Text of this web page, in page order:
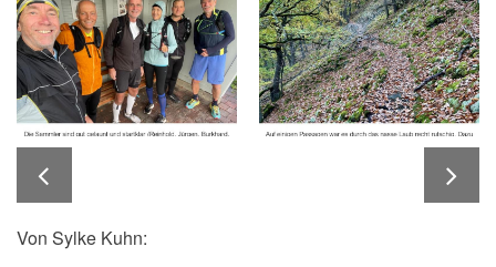
Von Sylke Kuhn: